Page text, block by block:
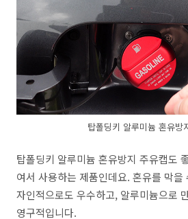
탑폴딩키 알루미늄 혼유방
탑폴딩키 알루미늄 혼유방지 주유캡도
여서 사용하는 제품인데요. 혼유를 막을
자인적으로도 우수하고, 알루미늄으로
영구적입니다.